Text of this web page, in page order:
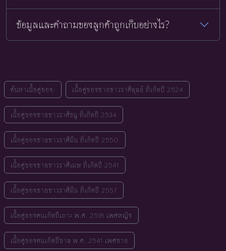
ข้อมูลและคำถามของลูกค้าถูกเก็บอย่างไร?
ค้นหาเนื้อคู่ของ: เนื้อคู่ของชายชาวราศีตุลย์ ที่เกิดปี 2524
เนื้อคู่ของชายชาวราศีธนู ที่เกิดปี 2534
เนื้อคู่ของชายชาวราศีมีน ที่เกิดปี 2550
เนื้อคู่ของชายชาวราศีเมษ ที่เกิดปี 2541
เนื้อคู่ของชายชาวราศีมีน ที่เกิดปี 2557
เนื้อคู่ของคนเกิดปีเถาะ พ.ศ. 2518 เพศหญิง
เนื้อคู่ของคนเกิดปีขาล พ.ศ. 2541 เพศชาย